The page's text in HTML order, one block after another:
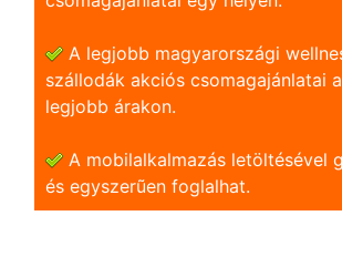
A legjobb magyarországi
szállodák akciós csomagajánlatai a
legjobb árakon.
A mobilalkalmazás letöltésével
és egyszerũen foglalhat.